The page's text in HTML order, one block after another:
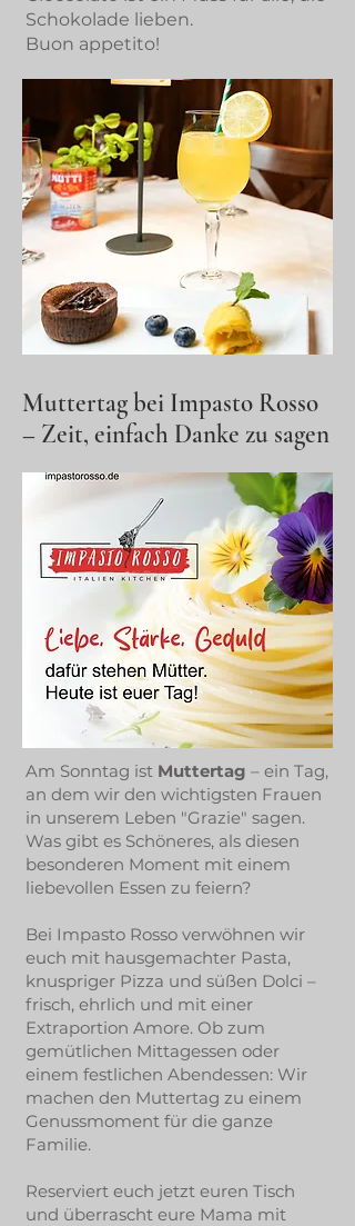
Schokolade lieben.
Buon appetito!
Muttertag bei Impasto Rosso
– Zeit, einfach Danke zu sagen
Am Sonntag ist Muttertag – ein Tag,
an dem wir den wichtigsten Frauen
in unserem Leben "Grazie" sagen.
Was gibt es Schöneres, als diesen
besonderen Moment mit einem
liebevollen Essen zu feiern?
Bei Impasto Rosso verwöhnen wir
euch mit hausgemachter Pasta,
knuspriger Pizza und süßen Dolci –
frisch, ehrlich und mit einer
Extraportion Amore. Ob zum
gemütlichen Mittagessen oder
einem festlichen Abendessen: Wir
machen den Muttertag zu einem
Genussmoment für die ganze
Familie.
Reserviert euch jetzt euren Tisch
und überrascht eure Mama mit